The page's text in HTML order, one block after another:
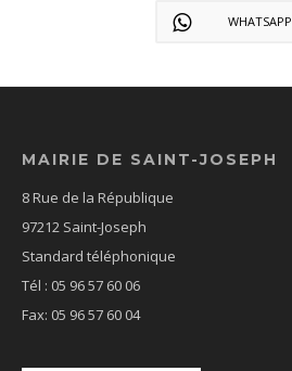
WHATSAPP
MAIRIE DE SAINT-JOSEPH
8 Rue de la République
97212 Saint-Joseph
Standard téléphonique
Tél : 05 96 57 60 06
Fax: 05 96 57 60 04